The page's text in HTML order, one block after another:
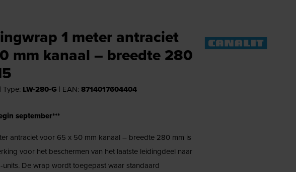
1 meter antraciet
mm kanaal – breedte 280
Type: LW-280-G | EAN: 8714017604404
september***
antraciet voor 65 x 50 mm kanaal – breedte 280 mm is
voor het beschermen van het laatste leidingdeel naar
De wrap wordt toegepast waar standaard